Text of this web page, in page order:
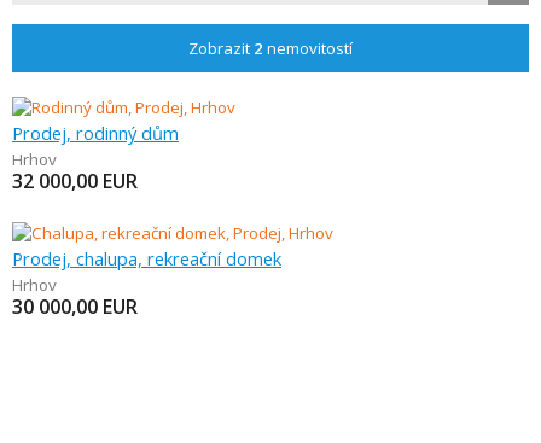
Zobrazit 2 nemovitostí
Prodej, rodinný dům
Hrhov
32 000,00 EUR
Prodej, chalupa, rekreační domek
Hrhov
30 000,00 EUR